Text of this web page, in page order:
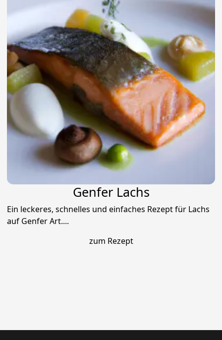
Genfer Lachs
Ein leckeres, schnelles und einfaches Rezept für Lachs
auf Genfer Art....
zum Rezept